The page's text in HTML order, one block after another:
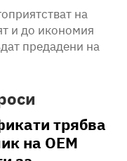
на
и до икономия
предадени на
трябва
на OEM